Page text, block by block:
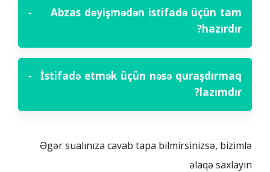
Abzas dəyişmədən istifadə üçün tam
hazırdır?
−
İstifadə etmək üçün nəsə quraşdırmaq
lazımdır?
−
Əgər sualınıza cavab tapa bilmirsinizsə, bizimlə
əlaqə saxlayın